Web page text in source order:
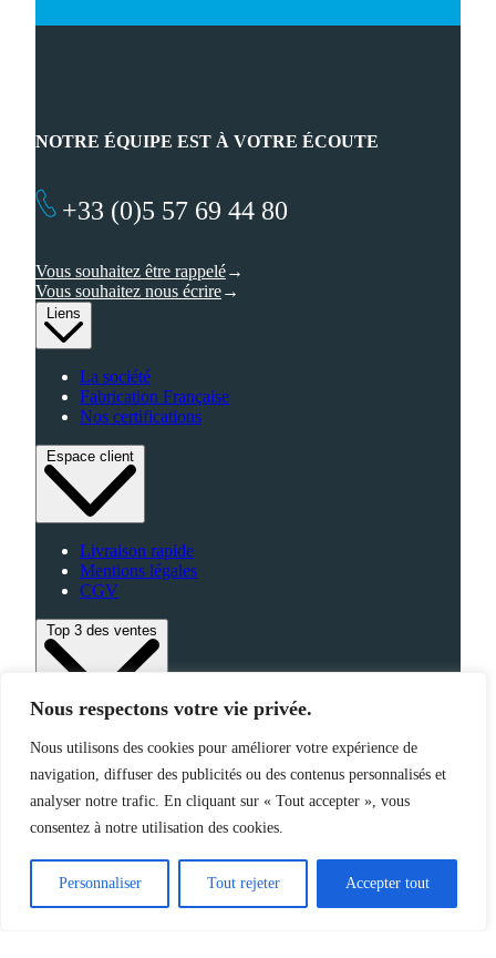
Nous respectons votre vie privée.
Nous utilisons des cookies pour améliorer votre expérience de
navigation, diffuser des publicités ou des contenus personnalisés et
analyser notre trafic. En cliquant sur « Tout accepter », vous
consentez à notre utilisation des cookies.
Personnaliser Tout rejeter Accepter tout
Liens
La société
Fabrication Française
Nos certifications
Espace client
Livraison rapide
Mentions légales
CGV
Top 3 des ventes
High-Tech
Fabriqué en France
NOTRE ÉQUIPE EST À VOTRE ÉCOUTE
+33 (0)5 57 69 44 80
Vous souhaitez être rappelé
Vous souhaitez nous écrire
©2025 Jemapub – Tous droits réservés